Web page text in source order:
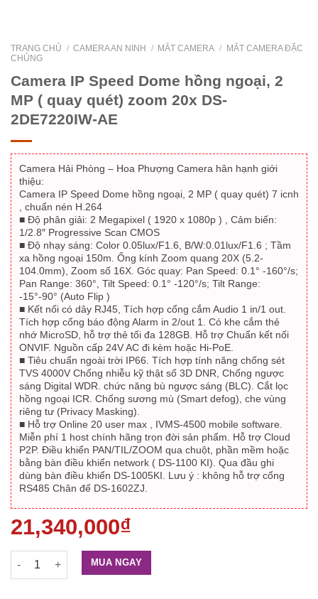
TRANG CHỦ / CAMERA AN NINH / MẮT CAMERA /
MẮT CAMERA ĐẶC
CHỦNG
Camera IP Speed Dome hồng ngoại, 2
MP ( quay quét) zoom 20x DS-
2DE7220IW-AE
Camera Hải Phòng – Hoa Phượng Camera hân hạnh giới
thiệu:
Camera IP Speed Dome hồng ngoại, 2 MP ( quay quét) 7 icnh
, chuẩn nén H.264
■ Độ phân giải: 2 Megapixel ( 1920 x 1080p ) , Cảm biến:
1/2.8″ Progressive Scan CMOS
■ Độ nhạy sáng: Color 0.05lux/F1.6, B/W:0.01lux/F1.6 ; Tầm
xa hồng ngoại 150m. Ống kính Zoom quang 20X (5.2-
104.0mm), Zoom số 16X. Góc quay: Pan Speed: 0.1° -160°/s;
Pan Range: 360°, Tilt Speed: 0.1° -120°/s; Tilt Range:
-15°-90° (Auto Flip )
■ Kết nối có dây RJ45, Tích hợp cổng cắm Audio 1 in/1 out.
Tích hợp cổng báo động Alarm in 2/out 1. Có khe cắm thẻ
nhớ MicroSD, hỗ trợ thẻ tối đa 128GB. Hỗ trợ Chuẩn kết nối
ONVIF. Nguồn cấp 24V AC đi kèm hoặc Hi-PoE.
■ Tiêu chuẩn ngoài trời IP66. Tích hợp tính năng chống sét
TVS 4000V Chống nhiễu kỹ thật số 3D DNR, Chống ngược
sáng Digital WDR. chức năng bù ngược sáng (BLC). Cắt lọc
hồng ngoại ICR. Chống sương mù (Smart defog), che vùng
riêng tư (Privacy Masking).
■ Hỗ trợ Online 20 user max , IVMS-4500 mobile software.
Miễn phí 1 host chính hãng trọn đời sản phẩm. Hỗ trợ Cloud
P2P. Điều khiển PAN/TIL/ZOOM qua chuột, phần mềm hoặc
bằng bàn điều khiển network ( DS-1100 KI). Qua đầu ghi
dùng bàn điều khiển DS-1005KI. Lưu ý : không hỗ trợ cổng
RS485 Chân đế DS-1602ZJ.
21,340,000₫
Camera IP Speed Dome hồng ngoại, 2 MP ( quay quét) zoom
MUA NGAY